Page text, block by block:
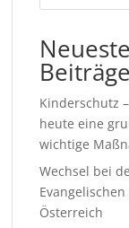
Neueste
Beiträge
Kinderschutz
heute eine
wichtige
Wechsel bei
Österreich